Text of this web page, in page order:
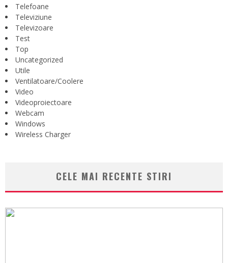
Telefoane
Televiziune
Televizoare
Test
Top
Uncategorized
Utile
Ventilatoare/Coolere
Video
Videoproiectoare
Webcam
Windows
Wireless Charger
CELE MAI RECENTE STIRI